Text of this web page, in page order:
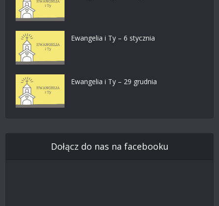
Ewangelia i Ty – 6 stycznia
Ewangelia i Ty – 29 grudnia
Dołącz do nas na facebooku